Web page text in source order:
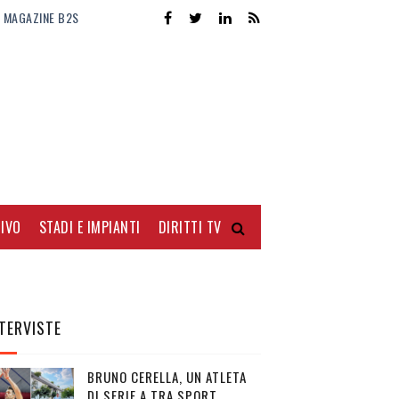
MAGAZINE B2S
STADI E IMPIANTI DIRITTI TV
BRUNO CERELLA, UN ATLETA